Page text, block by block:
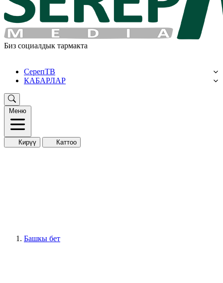
Биз социалдык тармакта
СерепТВ
КАБАРЛАР
Меню
Кирүү Каттоо
Башкы бет